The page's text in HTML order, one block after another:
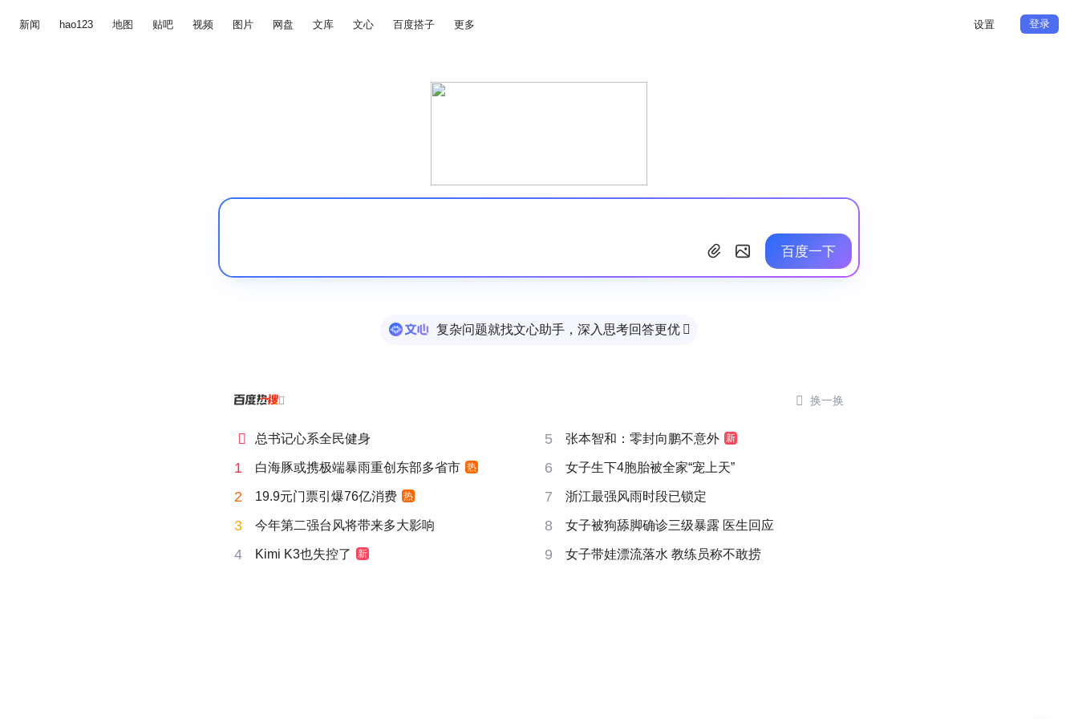
新闻 hao123 地图 贴吧 视频 图片 网盘 文库 文心 百度搭子 更多 设置 登录
百度一下
复杂问题就找文心助手，深入思考回答更优 
  换一换
 总书记心系全民健身 5 张本智和：零封向鹏不意外 新
1 白海豚或携极端暴雨重创东部多省市 热 6 女子生下4胞胎被全家“宠上天”
2 19.9元门票引爆76亿消费 热 7 浙江最强风雨时段已锁定
3 今年第二强台风将带来多大影响 8 女子被狗舔脚确诊三级暴露 医生回应
4 Kimi K3也失控了 新 9 女子带娃漂流落水 教练员称不敢捞